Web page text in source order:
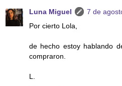
Luna Miguel
7 de
Por cierto Lola,
de hecho estoy hablando
compraron.
L.